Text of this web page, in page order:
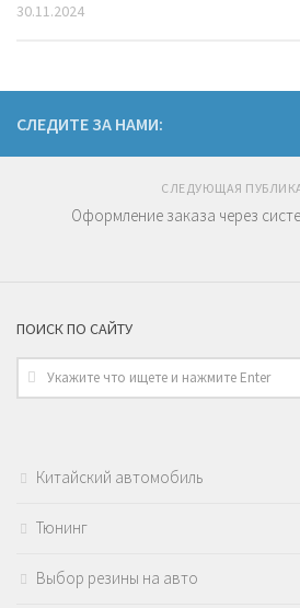
30.11.2024
СЛЕДИТЕ ЗА НАМИ:
СЛЕДУЮЩАЯ
Оформление заказа через
ПОИСК ПО САЙТУ
Китайский автомобиль
Тюнинг
Выбор резины на авто